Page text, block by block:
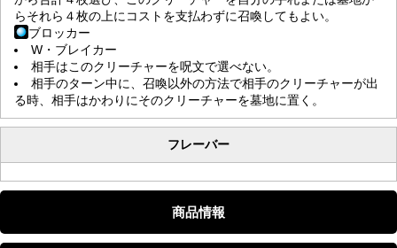
らそれら４枚の上にコストを支払わずに召喚してもよい。
ブロッカー
W・ブレイカー
相手はこのクリーチャーを呪文で選べない。
相手のターン中に、召喚以外の方法で相手のクリーチャーが出
る時、相手はかわりにそのクリーチャーを墓地に置く。
フレーバー
商品情報